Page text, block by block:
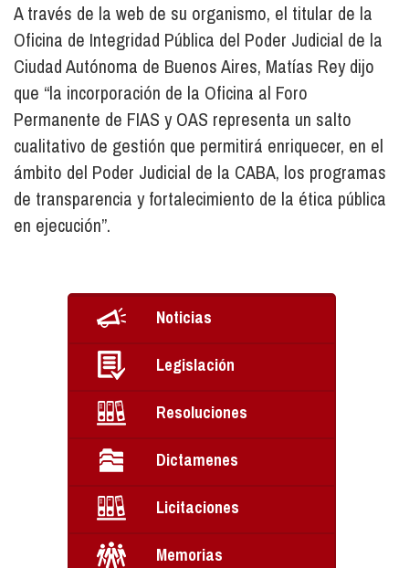
A través de la web de su organismo, el titular de la
Oficina de Integridad Pública del Poder Judicial de la
Ciudad Autónoma de Buenos Aires, Matías Rey dijo
que “la incorporación de la Oficina al Foro
Permanente de FIAS y OAS representa un salto
cualitativo de gestión que permitirá enriquecer, en el
ámbito del Poder Judicial de la CABA, los programas
de transparencia y fortalecimiento de la ética pública
en ejecución”.
Noticias
Legislación
Resoluciones
Dictamenes
Licitaciones
Memorias